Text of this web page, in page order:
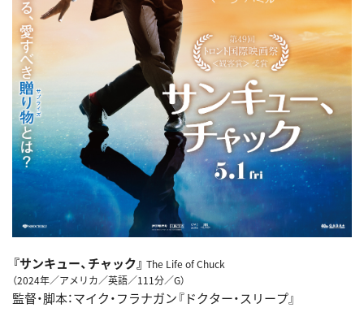
『サンキュー、チャック』 The Life of Chuck
（2024年／アメリカ／英語／111分／G）
監督・脚本：マイク・フラナガン『ドクター・スリープ』